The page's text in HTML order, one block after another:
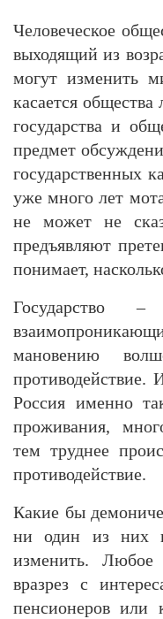
Человеческое
выходящий из
могут изменить
касается
государства и
предмет
государственных
уже много лет
не может не
предъявляют
понимает,
Государство
мановению
противодействие.
Россия именно
проживания,
тем труднее
противодействие.
Какие бы
ни один из них
изменить. Любое
вразрез с
пенсионеров или